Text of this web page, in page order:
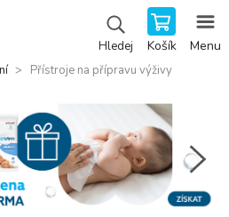
Hledej Košík Menu
Přístroje na přípravu výživy